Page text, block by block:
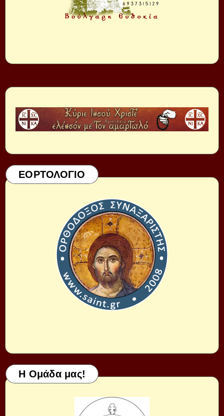
ΕΟΡΤΟΛΟΓΙΟ
Η Ομάδα μας!